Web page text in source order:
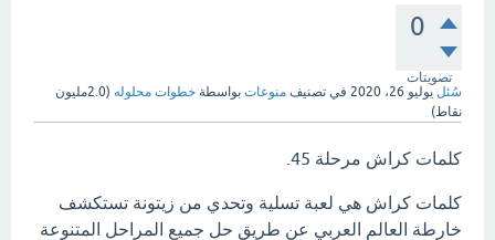
0
تصويتات
سُئل يوليو 26، 2020 في تصنيف منوعات بواسطة خطوات محلوله (2.0مليون
نقاط)
كلمات كراش مرحلة 45.
كلمات كراش هي لعبة تسلية وتحدي من زيتونة تستكشف
خارطة العالم العربي عن طريق حل جميع المراحل المتنوعة